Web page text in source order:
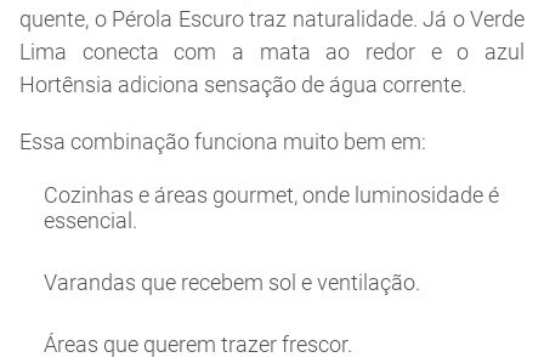
quente, o Pérola Escuro traz naturalidade. Já o Verde
Lima conecta com a mata ao redor e o azul
Hortênsia adiciona sensação de água corrente.
Essa combinação funciona muito bem em:
Cozinhas e áreas gourmet, onde luminosidade é
essencial.
Varandas que recebem sol e ventilação.
Áreas que querem trazer frescor.